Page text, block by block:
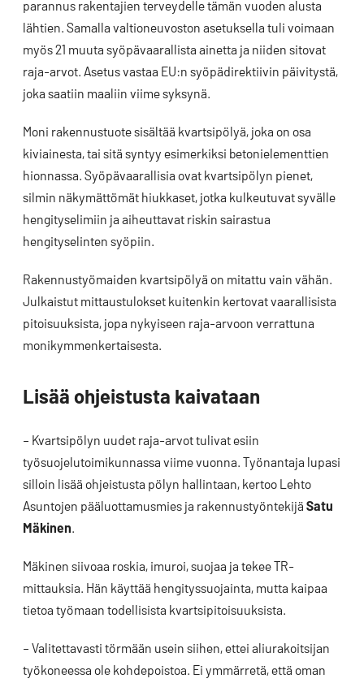
parannus rakentajien terveydelle tämän vuoden alusta
lähtien. Samalla valtioneuvoston asetuksella tuli voimaan
myös 21 muuta syöpävaarallista ainetta ja niiden sitovat
raja-arvot. Asetus vastaa EU:n syöpädirektiivin päivitystä,
joka saatiin maaliin viime syksynä.
Moni rakennustuote sisältää kvartsipölyä, joka on osa
kiviainesta, tai sitä syntyy esimerkiksi betonielementtien
hionnassa. Syöpävaarallisia ovat kvartsipölyn pienet,
silmin näkymättömät hiukkaset, jotka kulkeutuvat syvälle
hengityselimiin ja aiheuttavat riskin sairastua
hengityselinten syöpiin.
Rakennustyömaiden kvartsipölyä on mitattu vain vähän.
Julkaistut mittaustulokset kuitenkin kertovat vaarallisista
pitoisuuksista, jopa nykyiseen raja-arvoon verrattuna
monikymmenkertaisesta.
Lisää ohjeistusta kaivataan
– Kvartsipölyn uudet raja-arvot tulivat esiin
työsuojelutoimikunnassa viime vuonna. Työnantaja lupasi
silloin lisää ohjeistusta pölyn hallintaan, kertoo Lehto
Asuntojen pääluottamusmies ja rakennustyöntekijä Satu
Mäkinen
Mäkinen siivoaa roskia, imuroi, suojaa ja tekee TR-
mittauksia. Hän käyttää hengityssuojainta, mutta kaipaa
tietoa työmaan todellisista kvartsipitoisuuksista.
– Valitettavasti törmään usein siihen, ettei aliurakoitsijan
työkoneessa ole kohdepoistoa. Ei ymmärretä, että oman